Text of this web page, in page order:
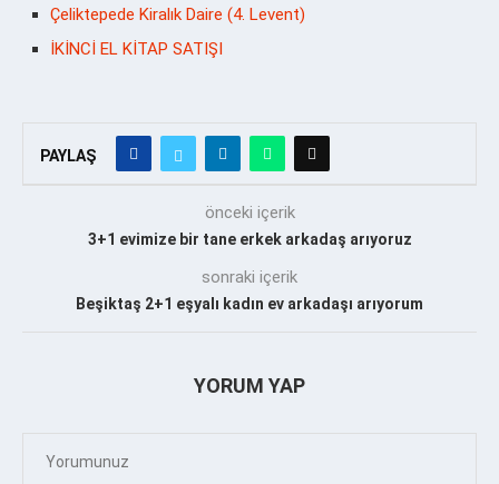
Çeliktepede Kiralık Daire (4. Levent)
İKİNCİ EL KİTAP SATIŞI
PAYLAŞ
önceki içerik
3+1 evimize bir tane erkek arkadaş arıyoruz
sonraki içerik
Beşiktaş 2+1 eşyalı kadın ev arkadaşı arıyorum
YORUM YAP